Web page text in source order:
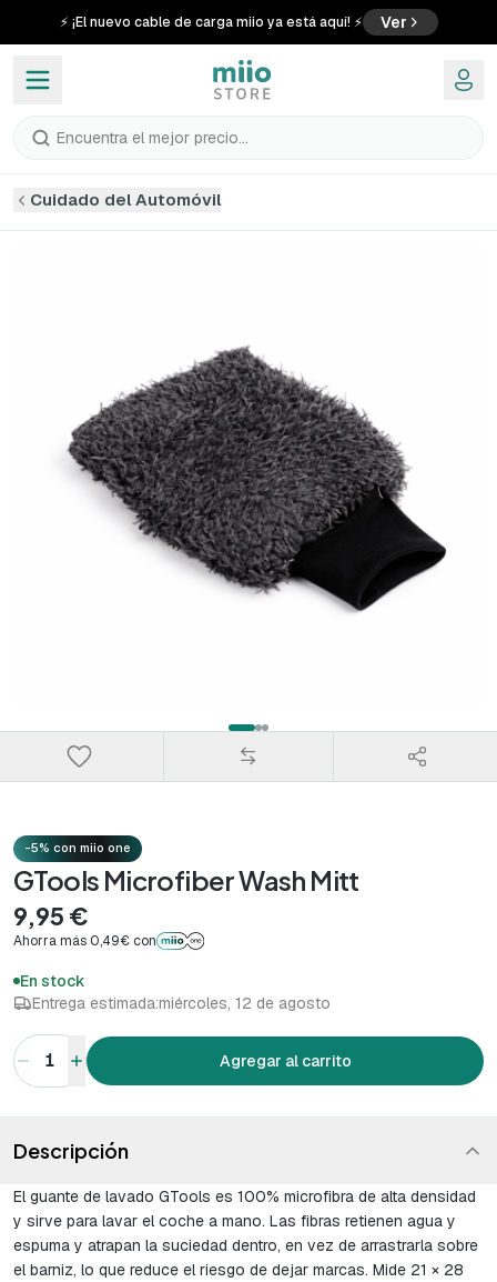
⚡ ¡El nuevo cable de carga miio ya está aquí! ⚡ Ver
Encuentra el mejor precio...
Cuidado del Automóvil
-5% con miio one
GTools Microfiber Wash Mitt
9,95 €
Ahorra más 0,49€ con
En stock
Entrega estimada:miércoles, 12 de agosto
1 Agregar al carrito
Descripción
El guante de lavado GTools es 100% microfibra de alta densidad
y sirve para lavar el coche a mano. Las fibras retienen agua y
espuma y atrapan la suciedad dentro, en vez de arrastrarla sobre
el barniz, lo que reduce el riesgo de dejar marcas. Mide 21 × 28